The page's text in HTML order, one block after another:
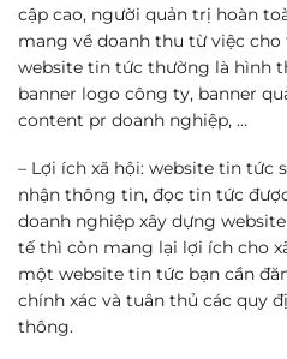
cập cao, người quản trị hoàn
mang về doanh thu từ việc cho
website tin tức thường là hình
banner logo công ty, banner
content pr doanh nghiệp, …
– Lợi ích xã hội: website tin tức
nhận thông tin, đọc tin tức
doanh nghiệp xây dựng
tế thì còn mang lại lợi ích cho
một website tin tức bạn cần
chính xác và tuân thủ các quy
thông.